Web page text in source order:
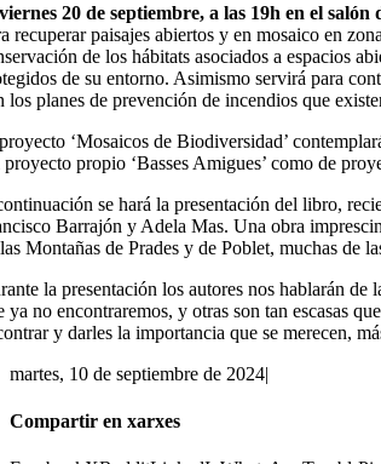
viernes 20 de septiembre, a las 19h en el
recuperar paisajes abiertos y en mosaico en
de los hábitats asociados a espacios
de su entorno. Asimismo servirá para
los planes de prevención de incendios que
‘Mosaicos de Biodiversidad’
proyecto propio ‘Basses Amigues’ como de
se hará la presentación del libro,
Barrajón y Adela Mas. Una obra
Montañas de Prades y de Poblet, muchas de
la presentación los autores nos hablarán de
ya no encontraremos, y otras son tan escasas
y darles la importancia que se merecen,
martes, 10 de septiembre de 2024|
Compartir en xarxes